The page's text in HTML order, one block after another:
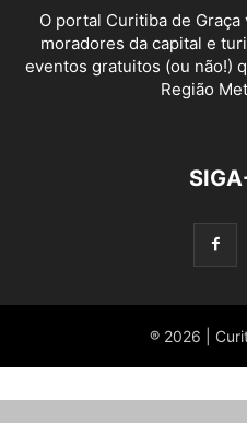
O portal Curitiba de
moradores da capital e
eventos gratuitos (ou não!)
Região
® 2026 |